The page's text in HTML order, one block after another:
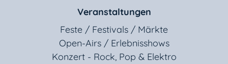
Veranstaltungen
Feste / Festivals / Märkte
Open-Airs / Erlebnisshows
Konzert - Rock, Pop & Elektro